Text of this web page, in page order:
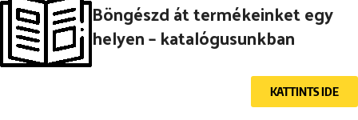
Böngészd át termékeinket egy
helyen – katalógusunkban
KATTINTS IDE